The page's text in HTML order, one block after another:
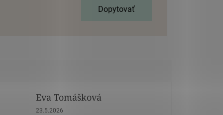
Dopytovať
Eva Tomášková
Hodnotenie obchodu je 5 z 5 hviezdičiek.
23.5.2026